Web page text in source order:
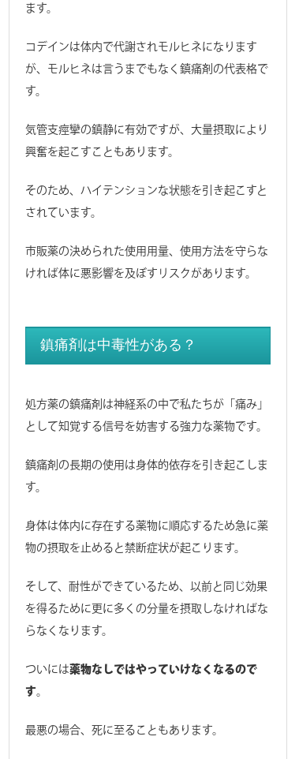
ます。
コデインは体内で代謝されモルヒネになります
が、モルヒネは言うまでもなく鎮痛剤の代表格で
す。
気管支痙攣の鎮静に有効ですが、大量摂取により
興奮を起こすこともあります。
そのため、ハイテンションな状態を引き起こすと
されています。
市販薬の決められた使用用量、使用方法を守らな
ければ体に悪影響を及ぼすリスクがあります。
鎮痛剤は中毒性がある？
処方薬の鎮痛剤は神経系の中で私たちが「痛み」
として知覚する信号を妨害する強力な薬物です。
鎮痛剤の長期の使用は身体的依存を引き起こしま
す。
身体は体内に存在する薬物に順応するため急に薬
物の摂取を止めると禁断症状が起こります。
そして、耐性ができているため、以前と同じ効果
を得るために更に多くの分量を摂取しなければな
らなくなります。
ついには薬物なしではやっていけなくなるので
す。
最悪の場合、死に至ることもあります。